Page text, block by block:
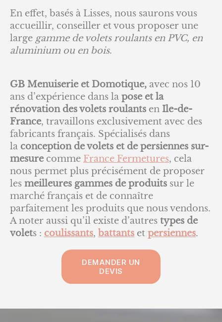
En effet, basés à Lisses, nous saurons vous
accueillir, conseiller et vous proposer une
large gamme de volets roulants en PVC, en
aluminium ou en bois.
GB Menuiserie et Domotique, avec nos 10
ans d’expérience dans la pose et la
rénovation des volets roulants en Ile-de-
France, travaillons exclusivement avec des
fabricants français. Spécialisés dans
la conception de volets et de persiennes sur-
mesure comme France Fermetures, cela
nous permet plus précisément de proposer
les meilleures gammes de produits sur le
marché français et de connaître
parfaitement les produits que nous vendons.
A noter aussi qu’il existe d’autres types de
volets : coulissants, battants et persiennes.
DEMANDER UN
DEVIS